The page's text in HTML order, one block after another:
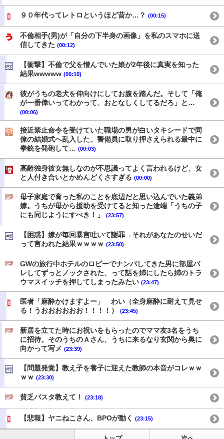
９０年代ってレトロというほど昔か…？ (00:15)
不倫相手(男)が「自分の下半身の画像」を私のスマホに送
信してきた (00:12)
【衝撃】不倫で父を憎んでいた娘が2年後に真実を知った
結果wwwww (00:10)
彼がうちの老犬を仰向けにしてお腹を踏んだ。そして「俺
が一番偉いってわかって、おとなしくしてるだろ」と…
(00:06)
接近禁止命令を受けていた職場の男が白いタキシードで同
僚の結婚式へ乱入した。警備員に取り押さえられる最中に
拳銃を発砲して… (00:03)
高齢独身彼女無しなのが不思議ってよく言われるけど、女
と人付き合いとかめんどくさすぎる (00:00)
母子家庭で育った私のことを底辺だと思い込んでいた義弟
嫁。うちが母から援助を受けてると知った途端「うちの子
にも同じようにすべき！」
(23:57)
【困惑】嫁が毎回暴言吐いて謝罪→それがあなたのせいだ
って言われた結果ｗｗｗｗ (23:50)
GWの旅行中ホテルのロビーでナンパしてきた男に部屋バ
レしてずっとノックされた、って話を姉にしたら姉のトラ
ウマスイッチを押してしまったみたい (23:47)
医者「麻酔かけますよー」 わい（全身麻酔に耐えて見せ
る！うおおおおおお！！！！）
(23:45)
新居を立てた時にお祝いをもらったのでママ友3名をうち
に招待。そのうちのＡさん、うちに来るなり玄関から奥に
向かって写メ (23:39)
【問題発覚】教え子を養子に迎えた教師の本音がコレｗｗ
ｗｗ (23:30)
貧乏パスタ教えて！ (23:18)
【悲報】ヤニねこさん、BPOが動く (23:15)